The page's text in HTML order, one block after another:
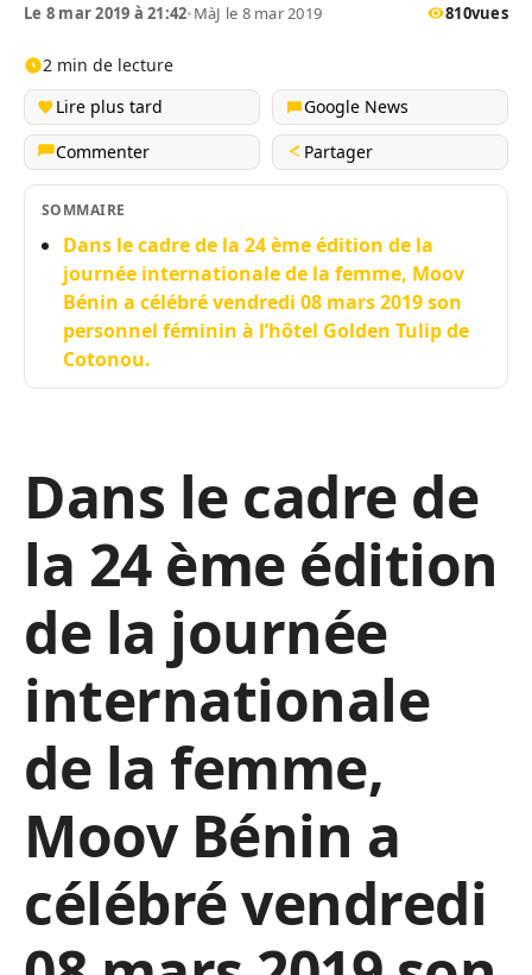
Le 8 mar 2019 à 21:42•MàJ le 8 mar 2019 810vues
2 min de lecture
Lire plus tard
Google News
Commenter
Partager
SOMMAIRE
Dans le cadre de la 24 ème édition de la
journée internationale de la femme, Moov
Bénin a célébré vendredi 08 mars 2019 son
personnel féminin à l’hôtel Golden Tulip de
Cotonou.
Dans le cadre de
la 24 ème édition
de la journée
internationale
de la femme,
Moov Bénin a
célébré vendredi